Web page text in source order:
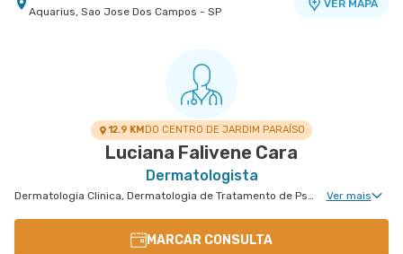
Aquarius, Sao Jose Dos Campos - SP
VER MAPA
12.9 KMDO CENTRO DE JARDIM PARAÍSO
Luciana Falivene Cara
Dermatologista
Dermatologia Clinica, Dermatologia de Tratamento de Psoríase, Dermatologia Tratamento de Dermatite Atópica, Dermatologiatratamento de Urticária Crônica, Dermatologia de Tratamento de Hidradenite Ver mais
MARCAR CONSULTA